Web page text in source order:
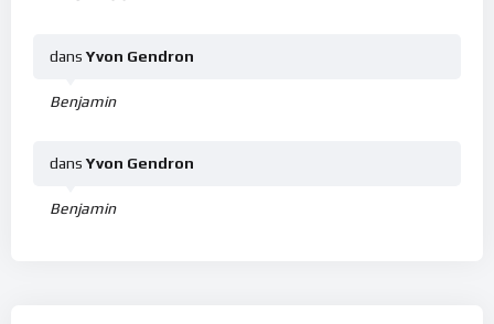
Benjamin
dans Yvon Gendron
Benjamin
dans Yvon Gendron